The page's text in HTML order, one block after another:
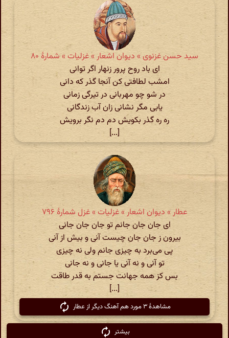
سید حسن غزنوی » دیوان اشعار » غزلیات » شمارهٔ ۸۰
ای باد روح پرور زنهار اگر توانی
امشب لطافتی کن آنجا گذر که دانی
در شو چو مهربانی در تیرگی زمانی
یابی مگر نشانی زان آب زندگانی
ره ره گذر بکویش دم دم نگر برویش
[...]
عطار » دیوان اشعار » غزلیات » غزل شمارهٔ ۷۹۶
ای جان جان جانم تو جان جان جانی
بیرون ز جان جان چیست آنی و بیش از آنی
پی می‌برد به چیزی جانم ولی نه چیزی
تو آنی و نه آنی یا جانی و نه جانی
بس کز همه جهانت جستم به قدر طاقت
[...]
مشاهدهٔ ۳ مورد هم آهنگ دیگر از عطار
بیشتر